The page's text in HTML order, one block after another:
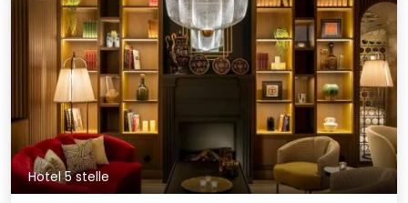
Hotel 5 stelle